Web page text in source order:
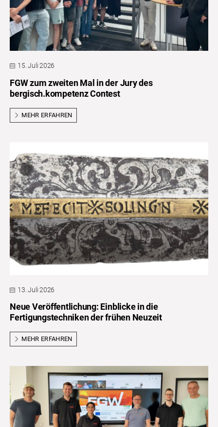
15. Juli 2026
FGW zum zweiten Mal in der Jury des
bergisch.kompetenz Contest
MEHR ERFAHREN
13. Juli 2026
Neue Veröffentlichung: Einblicke in die
Fertigungstechniken der frühen Neuzeit
MEHR ERFAHREN